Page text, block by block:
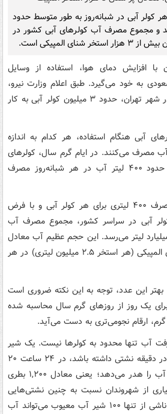
کولر آبی در شبانه‌روز به طور متوسط حدود
و مجموع مصرف آب کولرهای آبی کشور در
المپیکی است.
با افزایش دمای هوا، استفاده از وسایل
به خود می‌گیرد. طبق اعلام وزارت نیرو،
آمارها نشان می‌دهد تنها در شهر تهران، حدود ۳ میلیون کولر آبی به کار
آبی هنگام استفاده، هر کدام به اندازه
آب مصرف می‌کنند. در ایام گرم سال، کولرهای
آبی روزانه به طور متوسط حدود ۴۰۰ لیتر آب در هر شبانه‌روز مصرف
با در نظر گرفتن متوسط مصرف ۴۰۰ لیتری برای هر کولر آبی و با فرض
۲۰ میلیون کولر آبی در سراسر کشور، مجموع مصرف آب
در شبانه‌روز به رقم ۸ میلیارد لیتر می‌رسد. این حجم عظیم آب معادل
پر کردن ۳,۲۰۰ استخر شنای المپیکی (هر استخر ۲.۵ میلیون لیتری) در هر
بهتر این عدد، توجه به این نکته ضروری است
یک روز از روزهای گرم سال محاسبه شده
ارقام نجومی‌تری به دست می‌آید.
آب تنها محدود به کولرها نیست. یک شیر
آب که تنها حدود ۶۰ قطره در دقیقه نشتی داشته باشد، در ۲۴ ساعت ۲۰
لیتر و در یک ماه ۶۰۰ لیتر آب را هدر می‌دهد؛ یعنی معادل ۱,۲۰۰ بطری
از شهروندان نسبت به چنین نشتی‌هایی
بی‌تفاوت هستند. هدررفت ناشی از تنها ۱۰۰ شیر آب معیوب می‌تواند آب